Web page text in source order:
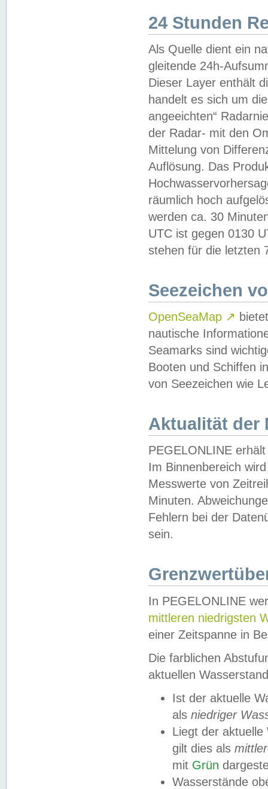
24 Stunden
Als Quelle dient ein
gleitende 24h-
Dieser Layer enthält
handelt es sich um
angeeichten“
der Radar- mit den
Mittelung von
Auflösung. Das
räumlich hoch
werden ca. 30
UTC ist gegen 0130
stehen für die letzten
Seezeichen
OpenSeaMap ↗
nautische
Seamarks sind
Booten und Schiffen
von Seezeichen wie
Aktualität der
PEGELONLINE
Im Binnenbereich
Messwerte von
Minuten.
Fehlern bei der
sein.
In PEGELONLINE
mittleren niedrigsten
einer Zeitspanne in
Die farblichen
aktuellen
Ist der aktuelle
als niedriger
Liegt der
gilt dies als
mit Grün
Wasserstände